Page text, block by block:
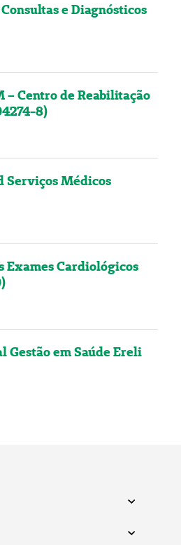
e Diagnósticos
– Centro de Reabilitação
8)
Serviços Médicos
Exames Cardiológicos
Gestão em Saúde Ereli